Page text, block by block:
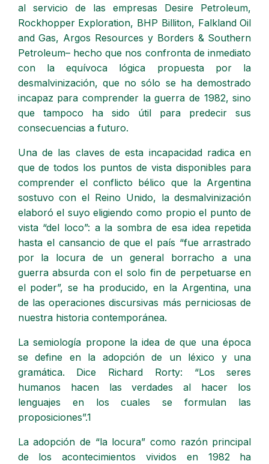
al servicio de las empresas Desire Petroleum,
Rockhopper Exploration, BHP Billiton, Falkland Oil
and Gas, Argos Resources y Borders & Southern
Petroleum– hecho que nos confronta de inmediato
con la equívoca lógica propuesta por la
desmalvinización, que no sólo se ha demostrado
incapaz para comprender la guerra de 1982, sino
que tampoco ha sido útil para predecir sus
consecuencias a futuro.
Una de las claves de esta incapacidad radica en
que de todos los puntos de vista disponibles para
comprender el conflicto bélico que la Argentina
sostuvo con el Reino Unido, la desmalvinización
elaboró el suyo eligiendo como propio el punto de
vista “del loco”: a la sombra de esa idea repetida
hasta el cansancio de que el país “fue arrastrado
por la locura de un general borracho a una
guerra absurda con el solo fin de perpetuarse en
el poder”, se ha producido, en la Argentina, una
de las operaciones discursivas más perniciosas de
nuestra historia contemporánea.
La semiología propone la idea de que una época
se define en la adopción de un léxico y una
gramática. Dice Richard Rorty: “Los seres
humanos hacen las verdades al hacer los
lenguajes en los cuales se formulan las
proposiciones”.1
La adopción de “la locura” como razón principal
de los acontecimientos vividos en 1982 ha